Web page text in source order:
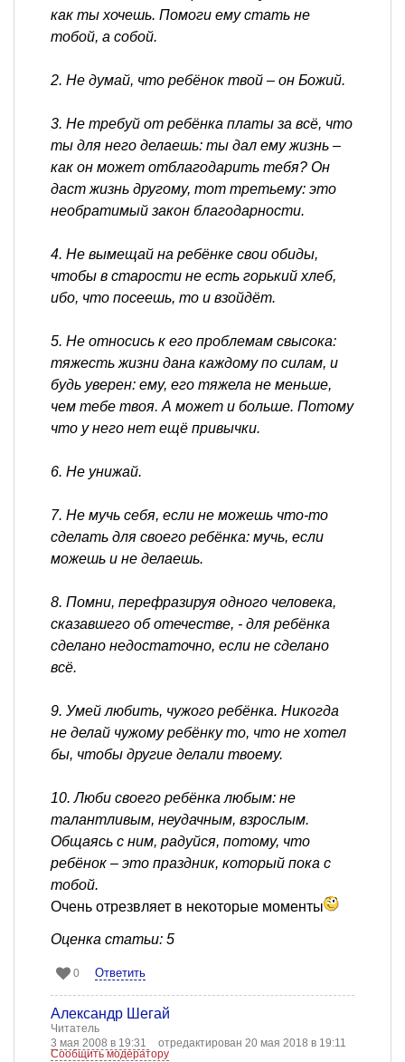
как ты хочешь. Помоги ему стать не
тобой, а собой.
2. Не думай, что ребёнок твой – он Божий.
3. Не требуй от ребёнка платы за всё, что
ты для него делаешь: ты дал ему жизнь –
как он может отблагодарить тебя? Он
даст жизнь другому, тот третьему: это
необратимый закон благодарности.
4. Не вымещай на ребёнке свои обиды,
чтобы в старости не есть горький хлеб,
ибо, что посеешь, то и взойдёт.
5. Не относись к его проблемам свысока:
тяжесть жизни дана каждому по силам, и
будь уверен: ему, его тяжела не меньше,
чем тебе твоя. А может и больше. Потому
что у него нет ещё привычки.
6. Не унижай.
7. Не мучь себя, если не можешь что-то
сделать для своего ребёнка: мучь, если
можешь и не делаешь.
8. Помни, перефразируя одного человека,
сказавшего об отечестве, - для ребёнка
сделано недостаточно, если не сделано
всё.
9. Умей любить, чужого ребёнка. Никогда
не делай чужому ребёнку то, что не хотел
бы, чтобы другие делали твоему.
10. Люби своего ребёнка любым: не
талантливым, неудачным, взрослым.
Общаясь с ним, радуйся, потому, что
ребёнок – это праздник, который пока с
тобой.
Очень отрезвляет в некоторые моменты
Оценка статьи: 5
0 Ответить
Александр Шегай
Читатель
3 мая 2008 в 19:31
отредактирован 20 мая 2018 в 19:11
Сообщить модератору